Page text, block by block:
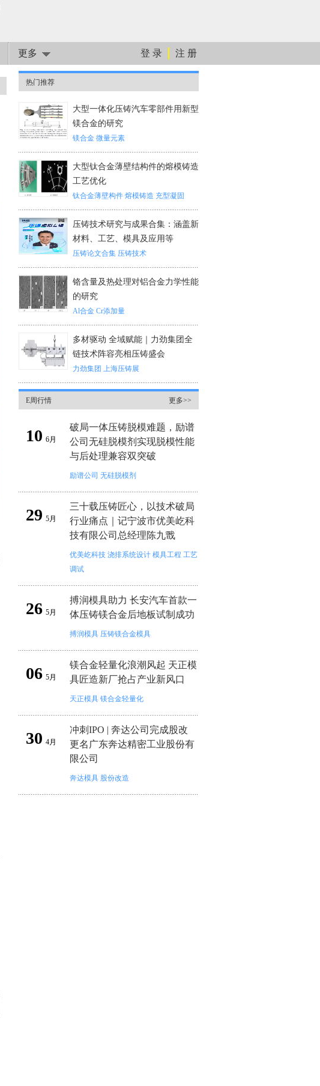
更多 登 录 注 册
热门推荐
大型一体化压铸汽车零部件用新型
镁合金的研究
镁合金 微量元素
大型钛合金薄壁结构件的熔模铸造
工艺优化
钛合金薄壁构件 熔模铸造 充型凝固
压铸技术研究与成果合集：涵盖新
材料、工艺、模具及应用等
压铸论文合集 压铸技术
铬含量及热处理对铝合金力学性能
的研究
Al合金 Cr添加量
多材驱动 全域赋能｜力劲集团全
链技术阵容亮相压铸盛会
力劲集团 上海压铸展
E周行情 更多>>
10 6月
破局一体压铸脱模难题，励谱
公司无硅脱模剂实现脱模性能
与后处理兼容双突破
励谱公司 无硅脱模剂
29 5月
三十载压铸匠心，以技术破局
行业痛点｜记宁波市优美屹科
技有限公司总经理陈九戬
优美屹科技 浇排系统设计 模具工程 工艺
调试
26 5月
搏润模具助力 长安汽车首款一
体压铸镁合金后地板试制成功
搏润模具 压铸镁合金模具
06 5月
镁合金轻量化浪潮风起 天正模
具匠造新厂抢占产业新风口
天正模具 镁合金轻量化
30 4月
冲刺IPO | 奔达公司完成股改
更名广东奔达精密工业股份有
限公司
奔达模具 股份改造